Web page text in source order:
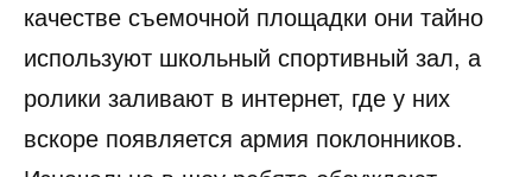
качестве съемочной площадки они тайно
используют школьный спортивный зал, а
ролики заливают в интернет, где у них
вскоре появляется армия поклонников.